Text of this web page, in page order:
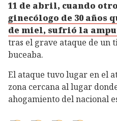
11 de abril, cuando
ginecólogo de 30 años
de miel, sufrió la
tras el grave ataque de un
buceaba.
El ataque tuvo lugar en el
zona cercana al lugar
ahogamiento del nacional